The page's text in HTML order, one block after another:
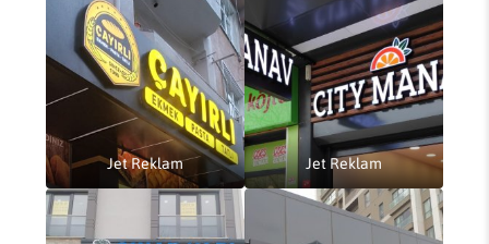
Jet Reklam Jet Reklam